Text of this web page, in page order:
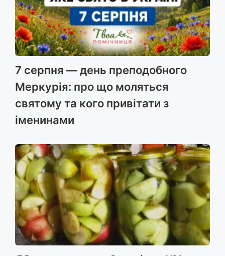
7 серпня — день преподобного
Меркурія: про що моляться
святому та кого привітати з
іменинами